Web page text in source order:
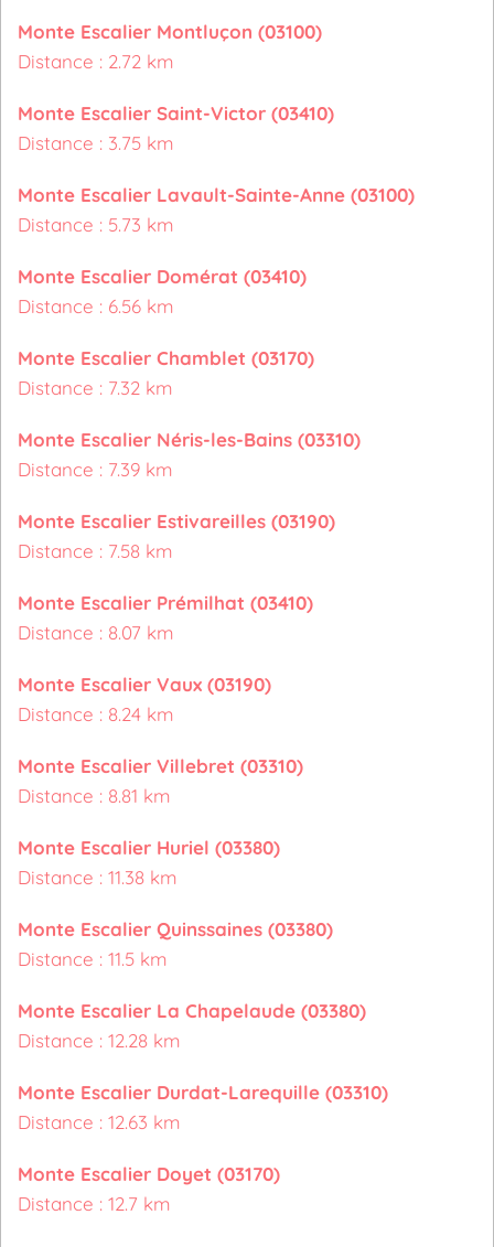
Monte Escalier Montluçon (03100)
Distance : 2.72 km
Monte Escalier Saint-Victor (03410)
Distance : 3.75 km
Monte Escalier Lavault-Sainte-Anne (03100)
Distance : 5.73 km
Monte Escalier Domérat (03410)
Distance : 6.56 km
Monte Escalier Chamblet (03170)
Distance : 7.32 km
Monte Escalier Néris-les-Bains (03310)
Distance : 7.39 km
Monte Escalier Estivareilles (03190)
Distance : 7.58 km
Monte Escalier Prémilhat (03410)
Distance : 8.07 km
Monte Escalier Vaux (03190)
Distance : 8.24 km
Monte Escalier Villebret (03310)
Distance : 8.81 km
Monte Escalier Huriel (03380)
Distance : 11.38 km
Monte Escalier Quinssaines (03380)
Distance : 11.5 km
Monte Escalier La Chapelaude (03380)
Distance : 12.28 km
Monte Escalier Durdat-Larequille (03310)
Distance : 12.63 km
Monte Escalier Doyet (03170)
Distance : 12.7 km